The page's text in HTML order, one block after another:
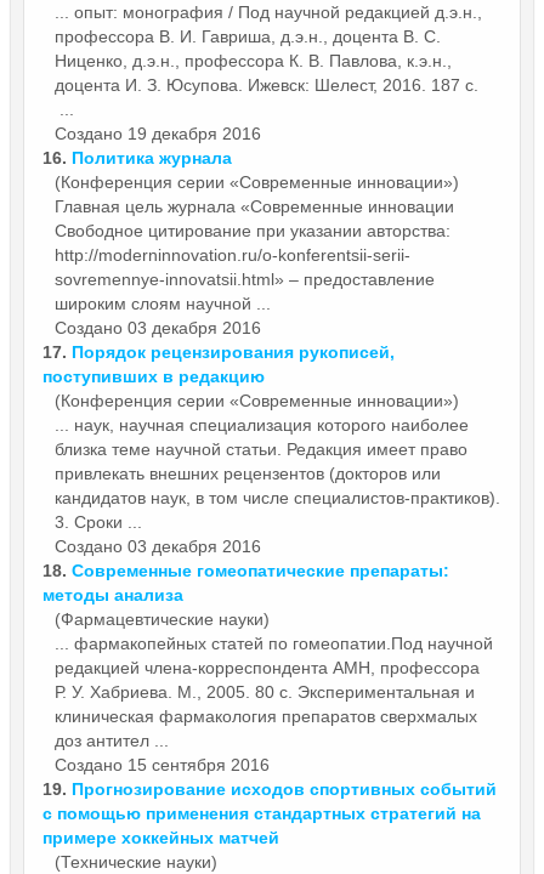
... опыт: монография / Под научной редакцией д.э.н.,
профессора В. И. Гавриша, д.э.н., доцента В. С.
Ниценко, д.э.н., профессора К. В. Павлова, к.э.н.,
доцента И. З. Юсупова. Ижевск: Шелест, 2016. 187 с.
Создано 19 декабря 2016
16. Политика журнала
(Конференция серии «Современные инновации»)
Главная цель журнала «Современные инновации
Свободное цитирование при указании авторства:
http://moderninnovation.ru/o-konferentsii-serii-
sovremennye-innovatsii.html» – предоставление
широким слоям научной
Создано 03 декабря 2016
17. Порядок рецензирования рукописей,
поступивших в редакцию
(Конференция серии «Современные инновации»)
... наук, научная специализация которого наиболее
близка теме научной статьи. Редакция имеет право
привлекать внешних рецензентов (докторов или
кандидатов наук, в том числе специалистов-практиков).
3. Сроки ...
Создано 03 декабря 2016
18. Современные гомеопатические препараты:
методы анализа
(Фармацевтические науки)
... фармакопейных статей по гомеопатии.Под научной
редакцией члена-корреспондента АМН, профессора
Р. У. Хабриева. М., 2005. 80 с. Экспериментальная и
клиническая фармакология препаратов сверхмалых
доз антител ...
Создано 15 сентября 2016
19. Прогнозирование исходов спортивных событий
с помощью применения стандартных стратегий на
примере хоккейных матчей
(Технические науки)